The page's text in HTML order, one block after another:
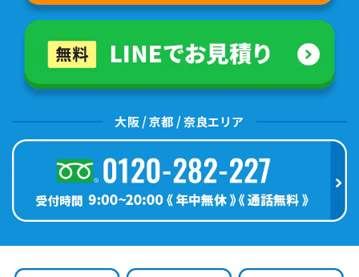
大阪 / 京都 / 奈良エリア